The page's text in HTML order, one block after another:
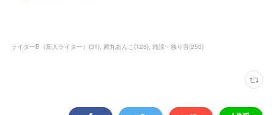
ライターB（新人ライター） (31) 茜丸あんこ (128) 雑談・独り言(253)